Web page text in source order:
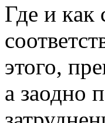
Гдe и кaк
этого,
а заодно